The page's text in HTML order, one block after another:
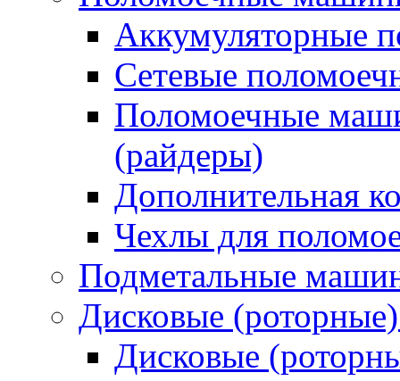
Аккумуляторные
Сетевые
Поломоечные
(райдеры)
Дополнительная
Чехлы для
Подметальные
Дисковые
Дисковые